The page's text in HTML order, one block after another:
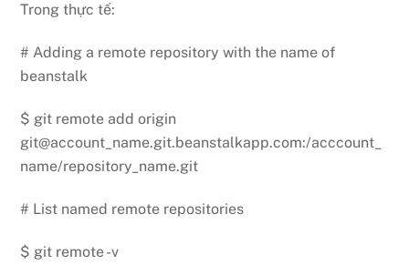
Trong thực tế:
# Adding a remote repository with the name of
beanstalk
$ git remote add origin
git@account_name.git.beanstalkapp.com:/acccount_
name/repository_name.git
# List named remote repositories
$ git remote -v